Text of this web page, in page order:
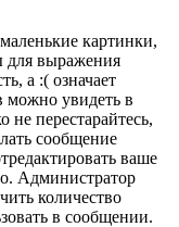
картинки,
для выражения
а :( означает
можно увидеть в
не перестарайтесь,
сообщение
ваше
Администратор
количество
в сообщении.